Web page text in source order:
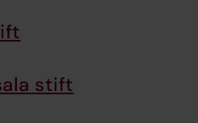
stift